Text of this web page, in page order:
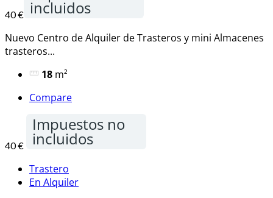
40 € incluidos
Nuevo Centro de Alquiler de Trasteros y mini Almacenes
trasteros...
18 m²
Compare
40 €
Impuestos no
incluidos
Trastero
En Alquiler